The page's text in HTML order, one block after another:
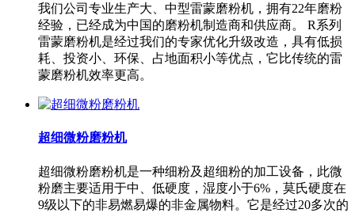
我们公司专业生产大、中型雷蒙磨粉机，拥有22年磨粉
经验，已经成为中国的磨粉机制造商和供应商。 R系列
雷蒙磨粉机是经过我们的专家优化升级改造，具有低损
耗、投资小、环保、占地面积小等优点，它比传统的雷
蒙磨粉机效率更高。
超细微粉磨粉机
超细微粉磨粉机是一种细粉及超细粉的加工设备，此微
粉磨主要适用于中、低硬度，湿度小于6%，莫氏硬度在
9级以下的非易燃易爆的非金属物料。它是经过20多次的